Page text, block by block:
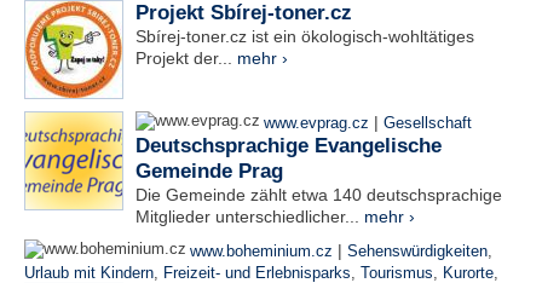
Projekt Sbírej-toner.cz
Sbírej-toner.cz ist ein ökologisch-wohltätiges
Projekt der... mehr ›
www.evprag.cz | Gesellschaft
Deutschsprachige Evangelische
Gemeinde Prag
Die Gemeinde zählt etwa 140 deutschsprachige
Mitglieder unterschiedlicher... mehr ›
www.boheminium.cz | Sehenswürdigkeiten,
Urlaub mit Kindern, Freizeit- und Erlebnisparks, Tourismus, Kurorte,